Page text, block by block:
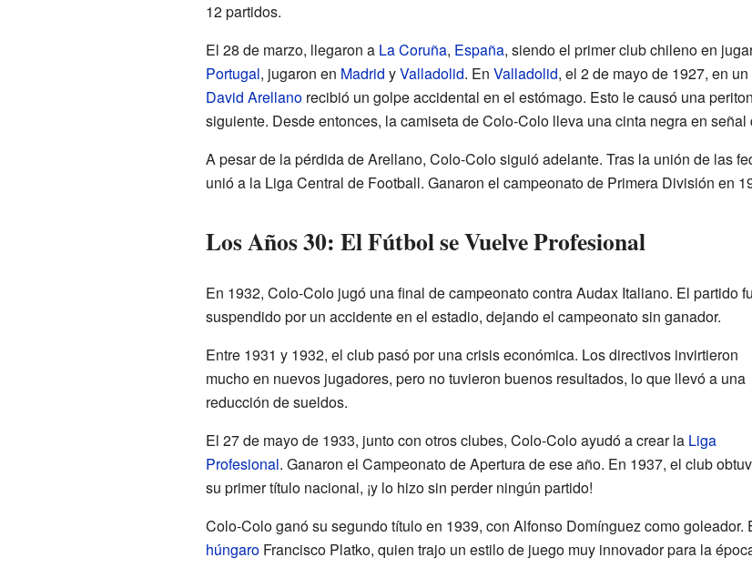
12 partidos.
El 28 de marzo, llegaron a La Coruña, España, siendo el primer club chileno en
Portugal, jugaron en Madrid yValladolid. En Valladolid, el 2 de mayo de 1927, en
David Arellanorecibió un golpe accidental en el estómago. Esto le causó una
siguiente. Desde entonces, la camiseta de Colo-Colo lleva una cinta negra en señal
A pesar de la pérdida de Arellano, Colo-Colo siguió adelante. Tras la unión de las
unió a la Liga Central de Football. Ganaron el campeonato de Primera División en
Los Años 30: El Fútbol se Vuelve Profesional
En 1932, Colo-Colo jugó una final de campeonato contra Audax Italiano. El partido
suspendido por un accidente en el estadio, dejando el campeonato sin ganador.
Entre 1931 y 1932, el club pasó por una crisis económica. Los directivos invirtieron
mucho en nuevos jugadores, pero no tuvieron buenos resultados, lo que llevó a una
reducción de sueldos.
El 27 de mayo de 1933, junto con otros clubes, Colo-Colo ayudó a crear la Liga
Profesional. Ganaron el Campeonato de Apertura de ese año. En 1937, el club
su primer título nacional, ¡y lo hizo sin perder ningún partido!
Colo-Colo ganó su segundo título en 1939, con Alfonso Domínguez como
húngaroFrancisco Platko, quien trajo un estilo de juego muy innovador para la